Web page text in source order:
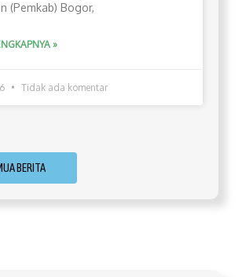
(Pemkab) Bogor,
»
Tidak ada komentar
BERITA